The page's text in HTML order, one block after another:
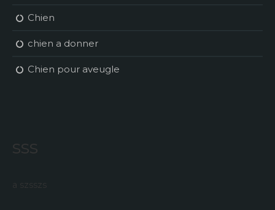
Chien
chien a donner
Chien pour aveugle
sss
a szsszs